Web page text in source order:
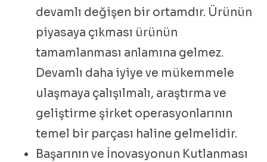
devamlı değişen bir ortamdır. Ürünün
piyasaya çıkması ürünün
tamamlanması anlamına gelmez.
Devamlı daha iyiye ve mükemmele
ulaşmaya çalışılmalı, araştırma ve
geliştirme şirket operasyonlarının
temel bir parçası haline gelmelidir.
Başarının ve İnovasyonun Kutlanması